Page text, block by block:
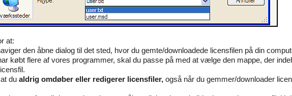
at:
den åbne dialog til det sted, hvor du gemte/downloadede licensfilen på din
købt flere af vores programmer, skal du passe på med at vælge den mappe, der
du aldrig omdøber eller redigerer licensfiler, også når du gemmer/downloader